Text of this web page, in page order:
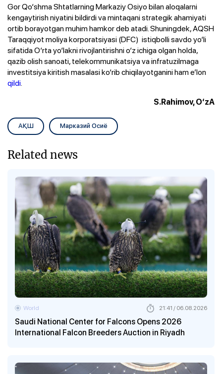
Gor Qo‘shma Shtatlarning Markaziy Osiyo bilan aloqalarni
kengaytirish niyatini bildirdi va mintaqani strategik ahamiyati
ortib borayotgan muhim hamkor deb atadi. Shuningdek, AQSH
Taraqqiyot moliya korporatsiyasi (DFC) istiqbolli savdo yo‘li
sifatida O‘rta yo‘lakni rivojlantirishni o‘z ichiga olgan holda,
qazib olish sanoati, telekommunikatsiya va infratuzilmaga
investitsiya kiritish masalasi ko‘rib chiqilayotganini ham e’lon
qildi.
S.Rahimov, O‘zA
АҚШ Марказий Осиё
Related news
Saudi National Center for Falcons Opens 2026
International Falcon Breeders Auction in Riyadh
World 21:41 / 06.08.2026